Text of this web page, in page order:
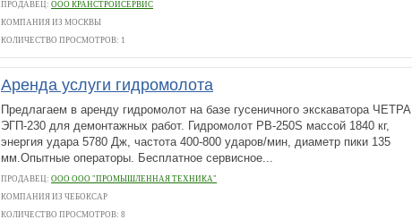
ПРОДАВЕЦ: ООО КРАНСТРОЙСЕРВИС
КОМПАНИЯ ИЗ МОСКВЫ
КОЛИЧЕСТВО ПРОСМОТРОВ: 1
Аренда услуги гидромолота
Предлагаем в аренду гидромолот на базе гусеничного экскаватора ЧЕТРА
ЭГП-230 для демонтажных работ. Гидромолот PB-250S массой 1840 кг,
энергия удара 5780 Дж, частота 400-800 ударов/мин, диаметр пики 135
мм.Опытные операторы. Бесплатное сервисное...
ПРОДАВЕЦ: ООО ООО "ПРОМЫШЛЕННАЯ ТЕХНИКА"
КОМПАНИЯ ИЗ ЧЕБОКСАР
КОЛИЧЕСТВО ПРОСМОТРОВ: 8